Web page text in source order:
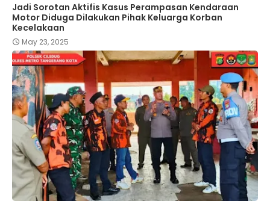
Jadi Sorotan Aktifis Kasus Perampasan Kendaraan
Motor Diduga Dilakukan Pihak Keluarga Korban
Kecelakaan
May 23, 2025